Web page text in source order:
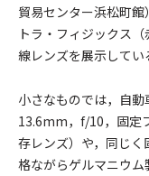
貿易センター浜松町
トラ・フィジックス
線レンズを展示してい
小さなものでは，自
13.6mm，f/10，固定
存レンズ）や，同じ
格ながらゲルマニウ